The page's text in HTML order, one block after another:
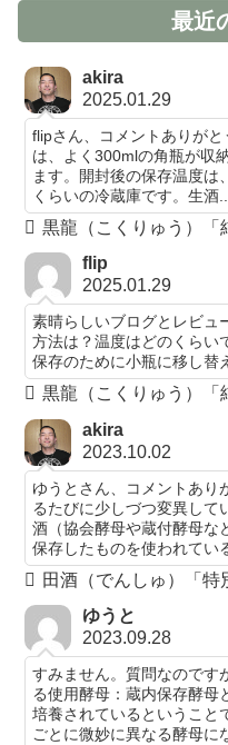
最近
akira
2025.01.29
flipさん、コメントありが
は、よく300mlの角瓶が収
ます。開封後の保存温度
くらいの冷蔵庫です。生酒...
黒龍（こくりゅう）「
flip
2025.01.29
素晴らしいブログとレビュ
方法は？温度はどのくらい
保存のために小瓶に移し替
黒龍（こくりゅう）「
akira
2023.10.02
ゆうとさん、コメントあり
るたびに少しづつ変異して
酒（協会酵母や蔵付酵母な
保存したものを使われてい
田酒（でんしゅ）「特
ゆうと
2023.09.28
すみません。質問なのです
る使用酵母：蔵内保存酵母
培養されているということ
ごとに微妙に異なる酵母に